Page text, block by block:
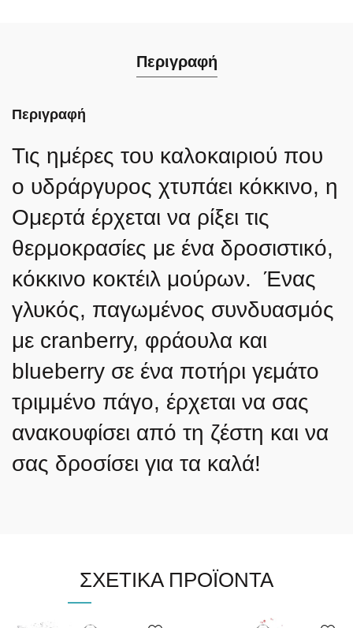
Περιγραφή
Περιγραφή
Τις ημέρες του καλοκαιριού που
ο υδράργυρος χτυπάει κόκκινο, η
Ομερτά έρχεται να ρίξει τις
θερμοκρασίες με ένα δροσιστικό,
κόκκινο κοκτέιλ μούρων. Ένας
γλυκός, παγωμένος συνδυασμός
με cranberry, φράουλα και
blueberry σε ένα ποτήρι γεμάτο
τριμμένο πάγο, έρχεται να σας
ανακουφίσει από τη ζέστη και να
σας δροσίσει για τα καλά!
ΣΧΕΤΙΚΆ ΠΡΟΪΌΝΤΑ